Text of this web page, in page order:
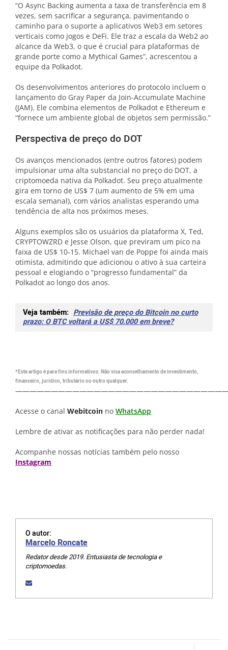
“O Async Backing aumenta a taxa de transferência em 8
vezes, sem sacrificar a segurança, pavimentando o
caminho para o suporte a aplicativos Web3 em setores
verticais como jogos e DeFi. Ele traz a escala da Web2 ao
alcance da Web3, o que é crucial para plataformas de
grande porte como a Mythical Games”, acrescentou a
equipe da Polkadot.
Os desenvolvimentos anteriores do protocolo incluem o
lançamento do Gray Paper da Join-Accumulate Machine
(JAM). Ele combina elementos de Polkadot e Ethereum e
“fornece um ambiente global de objetos sem permissão.”
Perspectiva de preço do DOT
Os avanços mencionados (entre outros fatores) podem
impulsionar uma alta substancial no preço do DOT, a
criptomoeda nativa da Polkadot. Seu preço atualmente
gira em torno de US$ 7 (um aumento de 5% em uma
escala semanal), com vários analistas esperando uma
tendência de alta nos próximos meses.
Alguns exemplos são os usuários da plataforma X, Ted,
CRYPTOWZRD e Jesse Olson, que previram um pico na
faixa de US$ 10-15. Michael van de Poppe foi ainda mais
otimista, admitindo que adicionou o ativo à sua carteira
pessoal e elogiando o “progresso fundamental” da
Polkadot ao longo dos anos.
Veja também: Previsão de preço do Bitcoin no curto
prazo: O BTC voltará a US$ 70.000 em breve?
*Este artigo é para fins informativos. Não visa aconselhamento de investimento,
financeiro, jurídico, tributário ou outro qualquer.
Acesse o canal Webitcoin no WhatsApp
Lembre de ativar as notificações para não perder nada!
Acompanhe nossas notícias também pelo nosso
Instagram
O autor:
Marcelo Roncate
Redator desde 2019. Entusiasta de tecnologia e
criptomoedas.